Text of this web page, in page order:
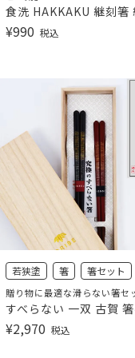
食洗 HAKKAKU 継刻箸
¥990 税込
若狭塗 箸 箸セット
贈り物に最適な滑らない箸セ
すべらない 一双 古賀
¥2,970 税込